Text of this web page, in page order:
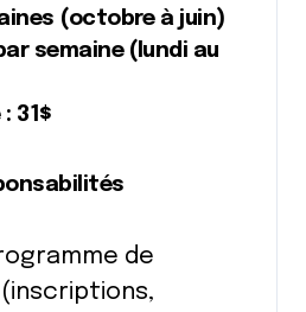
(octobre à juin)
semaine (lundi au
31$
de